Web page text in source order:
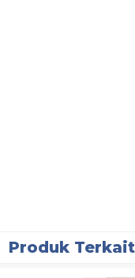
Produk Terkait